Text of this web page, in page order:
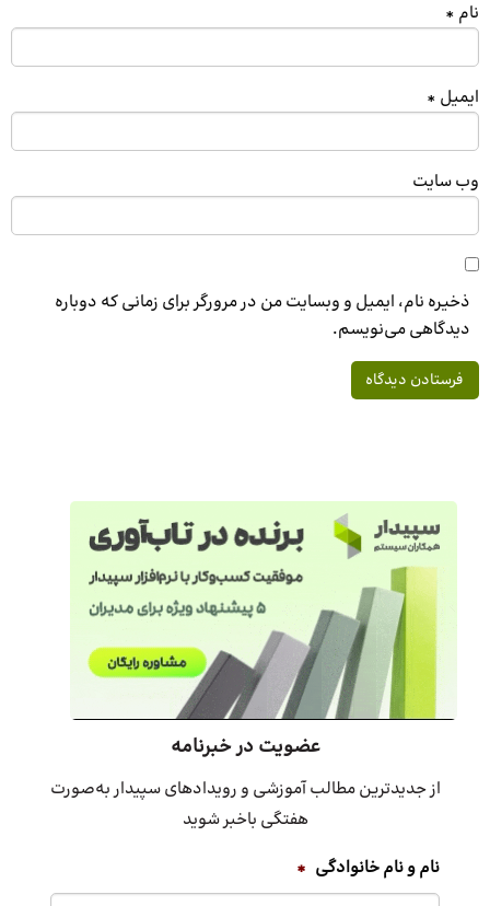
نام *
ایمیل *
وب‌ سایت
ذخیره نام، ایمیل و وبسایت من در مرورگر برای زمانی که دوباره
دیدگاهی می‌نویسم.
عضویت در خبرنامه
از جدیدترین مطالب آموزشی و رویدادهای سپیدار به‌صورت
هفتگی باخبر شوید
نام و نام خانوادگی *